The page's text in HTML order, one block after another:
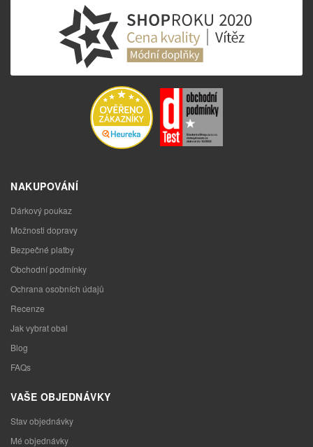
NAKUPOVÁNÍ
Dárkový poukaz
Možnosti dopravy
Bezpečné platby
Obchodní podmínky
Ochrana osobních údajů
Recenze
Jak vybrat obal
Blog
FAQs
VAŠE OBJEDNÁVKY
Stav objednávky
Mé objednávky